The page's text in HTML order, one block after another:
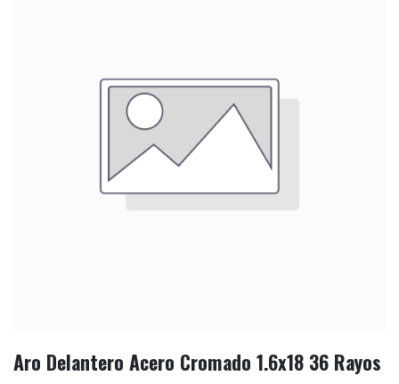
Aro Delantero Acero Cromado 1.6x18 36 Rayos